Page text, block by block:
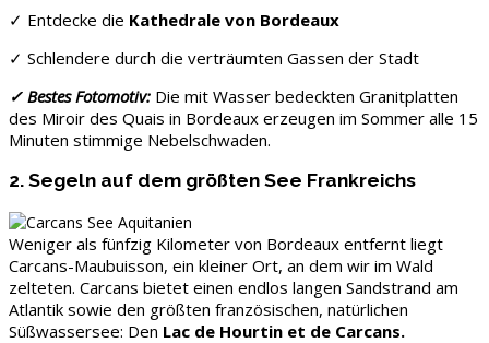
✓ Entdecke die Kathedrale von Bordeaux
✓ Schlendere durch die verträumten Gassen der Stadt
✓ Bestes Fotomotiv: Die mit Wasser bedeckten Granitplatten
des Miroir des Quais in Bordeaux erzeugen im Sommer alle 15
Minuten stimmige Nebelschwaden.
2. Segeln auf dem größten See Frankreichs
Weniger als fünfzig Kilometer von Bordeaux entfernt liegt
Carcans-Maubuisson, ein kleiner Ort, an dem wir im Wald
zelteten. Carcans bietet einen endlos langen Sandstrand am
Atlantik sowie den größten französischen, natürlichen
Süßwassersee: Den Lac de Hourtin et de Carcans.